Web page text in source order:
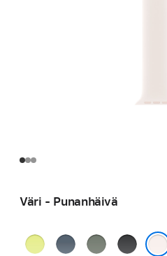
Väri - Punan­häivä
Neonkeltainen
Ankkurinsininen
Vihreänharmaa
Musta